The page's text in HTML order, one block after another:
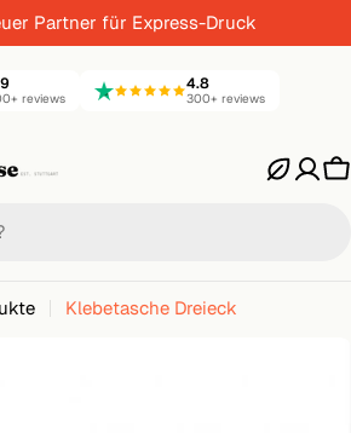
Partner für Express-Druck
reviews
4.8
300+ reviews
Klebetasche Dreieck